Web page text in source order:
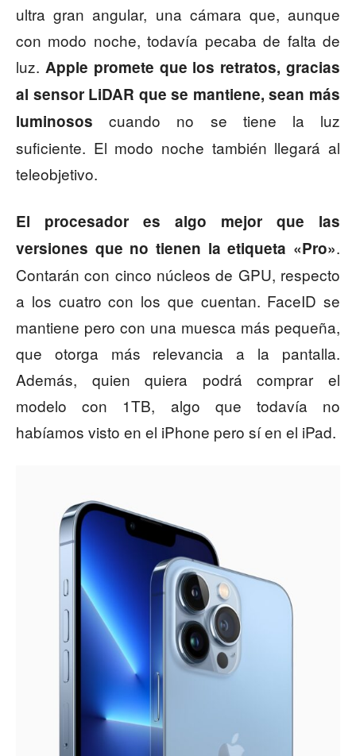
ultra gran angular, una cámara que, aunque
con modo noche, todavía pecaba de falta de
luz. Apple promete que los retratos, gracias
al sensor LiDAR que se mantiene, sean más
luminosos cuando no se tiene la luz
suficiente. El modo noche también llegará al
teleobjetivo.
El procesador es algo mejor que las
versiones que no tienen la etiqueta «Pro».
Contarán con cinco núcleos de GPU, respecto
a los cuatro con los que cuentan. FaceID se
mantiene pero con una muesca más pequeña,
que otorga más relevancia a la pantalla.
Además, quien quiera podrá comprar el
modelo con 1TB, algo que todavía no
habíamos visto en el iPhone pero sí en el iPad.